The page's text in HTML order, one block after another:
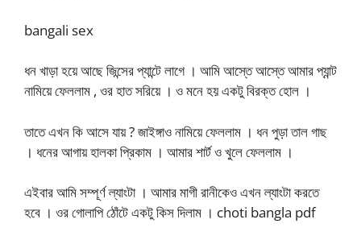
bangali sex
ধন খাড়া হয়ে আছে জিন্সের প্যান্টে লাগে । আমি আস্তে আস্তে আমার প্যান্ট
নামিয়ে ফেললাম , ওর হাত সরিয়ে । ও মনে হয় একটু বিরক্ত হোল ।
তাতে এখন কি আসে যায় ? জাইঙ্গাও নামিয়ে ফেললাম । ধন পুড়া তাল গাছ
। ধনের আগায় হালকা প্রিকাম । আমার শার্ট ও খুলে ফেললাম ।
এইবার আমি সম্পূর্ণ ল্যাংটা । আমার মাগী রানীকেও এখন ল্যাংটা করতে
হবে । ওর গোলাপি ঠোঁটে একটু কিস দিলাম । choti bangla pdf